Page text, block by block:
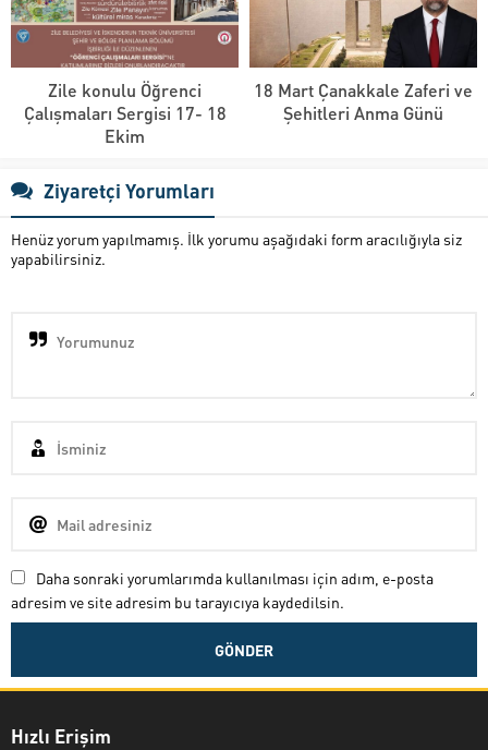
Zile konulu Öğrenci
Çalışmaları Sergisi 17- 18
Ekim
18 Mart Çanakkale Zaferi ve
Şehitleri Anma Günü
Ziyaretçi Yorumları
Henüz yorum yapılmamış. İlk yorumu aşağıdaki form aracılığıyla siz
yapabilirsiniz.
Daha sonraki yorumlarımda kullanılması için adım, e-posta
adresim ve site adresim bu tarayıcıya kaydedilsin.
Hızlı Erişim